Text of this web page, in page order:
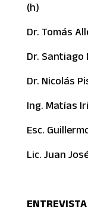
(h)
Dr. Tomás
Dr. Santiago
Dr. Nicolás
Ing. Matías
Esc.
Lic. Juan